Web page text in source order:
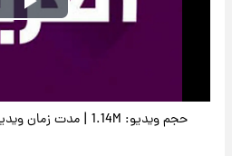
حجم ویدیو: 1.14M |مدت زمان ویدیو: